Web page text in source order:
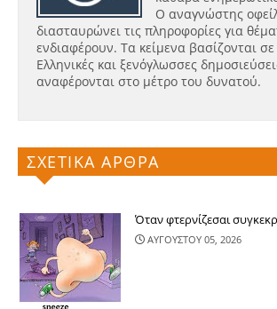
Ο αναγνώστης
διασταυρώνει τις πληροφορίες για
ενδιαφέρουν. Τα κείμενα βασίζονται
Ελληνικές και ξενόγλωσσες
αναφέρονται στο μέτρο του δυνατού.
ΣΧΕΤΙΚΑ ΑΡΘΡΑ
Όταν φτερνίζεσαι
ΑΥΓΟΥΣΤΟΥ 05, 2026